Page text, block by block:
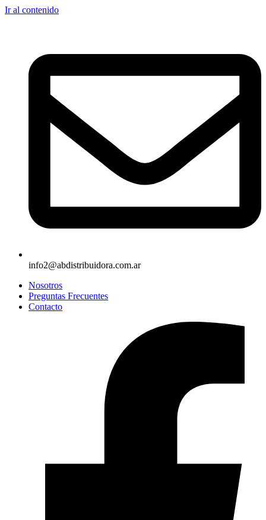
Ir al contenido
info2@abdistribuidora.com.ar
Nosotros
Preguntas Frecuentes
Contacto